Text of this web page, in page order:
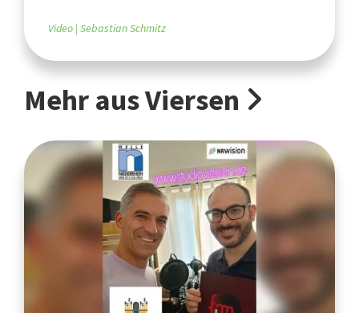
Video Sebastian Schmitz
Mehr aus Viersen